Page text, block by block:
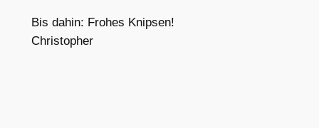
Bis dahin: Frohes Knipsen!
Christopher